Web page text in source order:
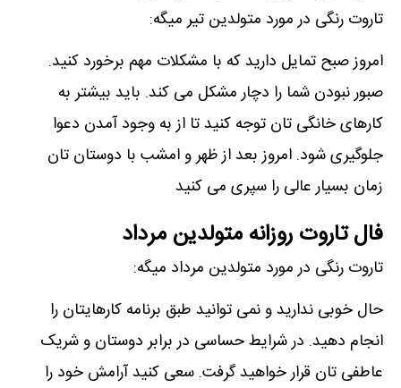
تاروت رنگی در مورد متولدین تیر میگه:
امروز صبح تمایل دارید که با مشکلات مهم برخورد کنید.
صبور نبودن شما را دچار مشکل می کند. باید بیشتر به
کارهای خانگی تان توجه کنید تا از به وجود آمدن دعوا
جلوگیری شود. امروز بعد از ظهر و امشب با دوستان تان
زمان بسیار عالی را سپری می کنید
فال تاروت روزانه متولدین مرداد
تاروت رنگی در مورد متولدین مرداد میگه:
حال خوبی ندارید و نمی توانید طبق برنامه کارهایتان را
انجام دهید. در شرایط حساسی در برابر دوستان و شریک
عاطفی تان قرار خواهید گرفت. سعی کنید آرامش خود را